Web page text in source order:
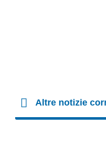
Altre notizie